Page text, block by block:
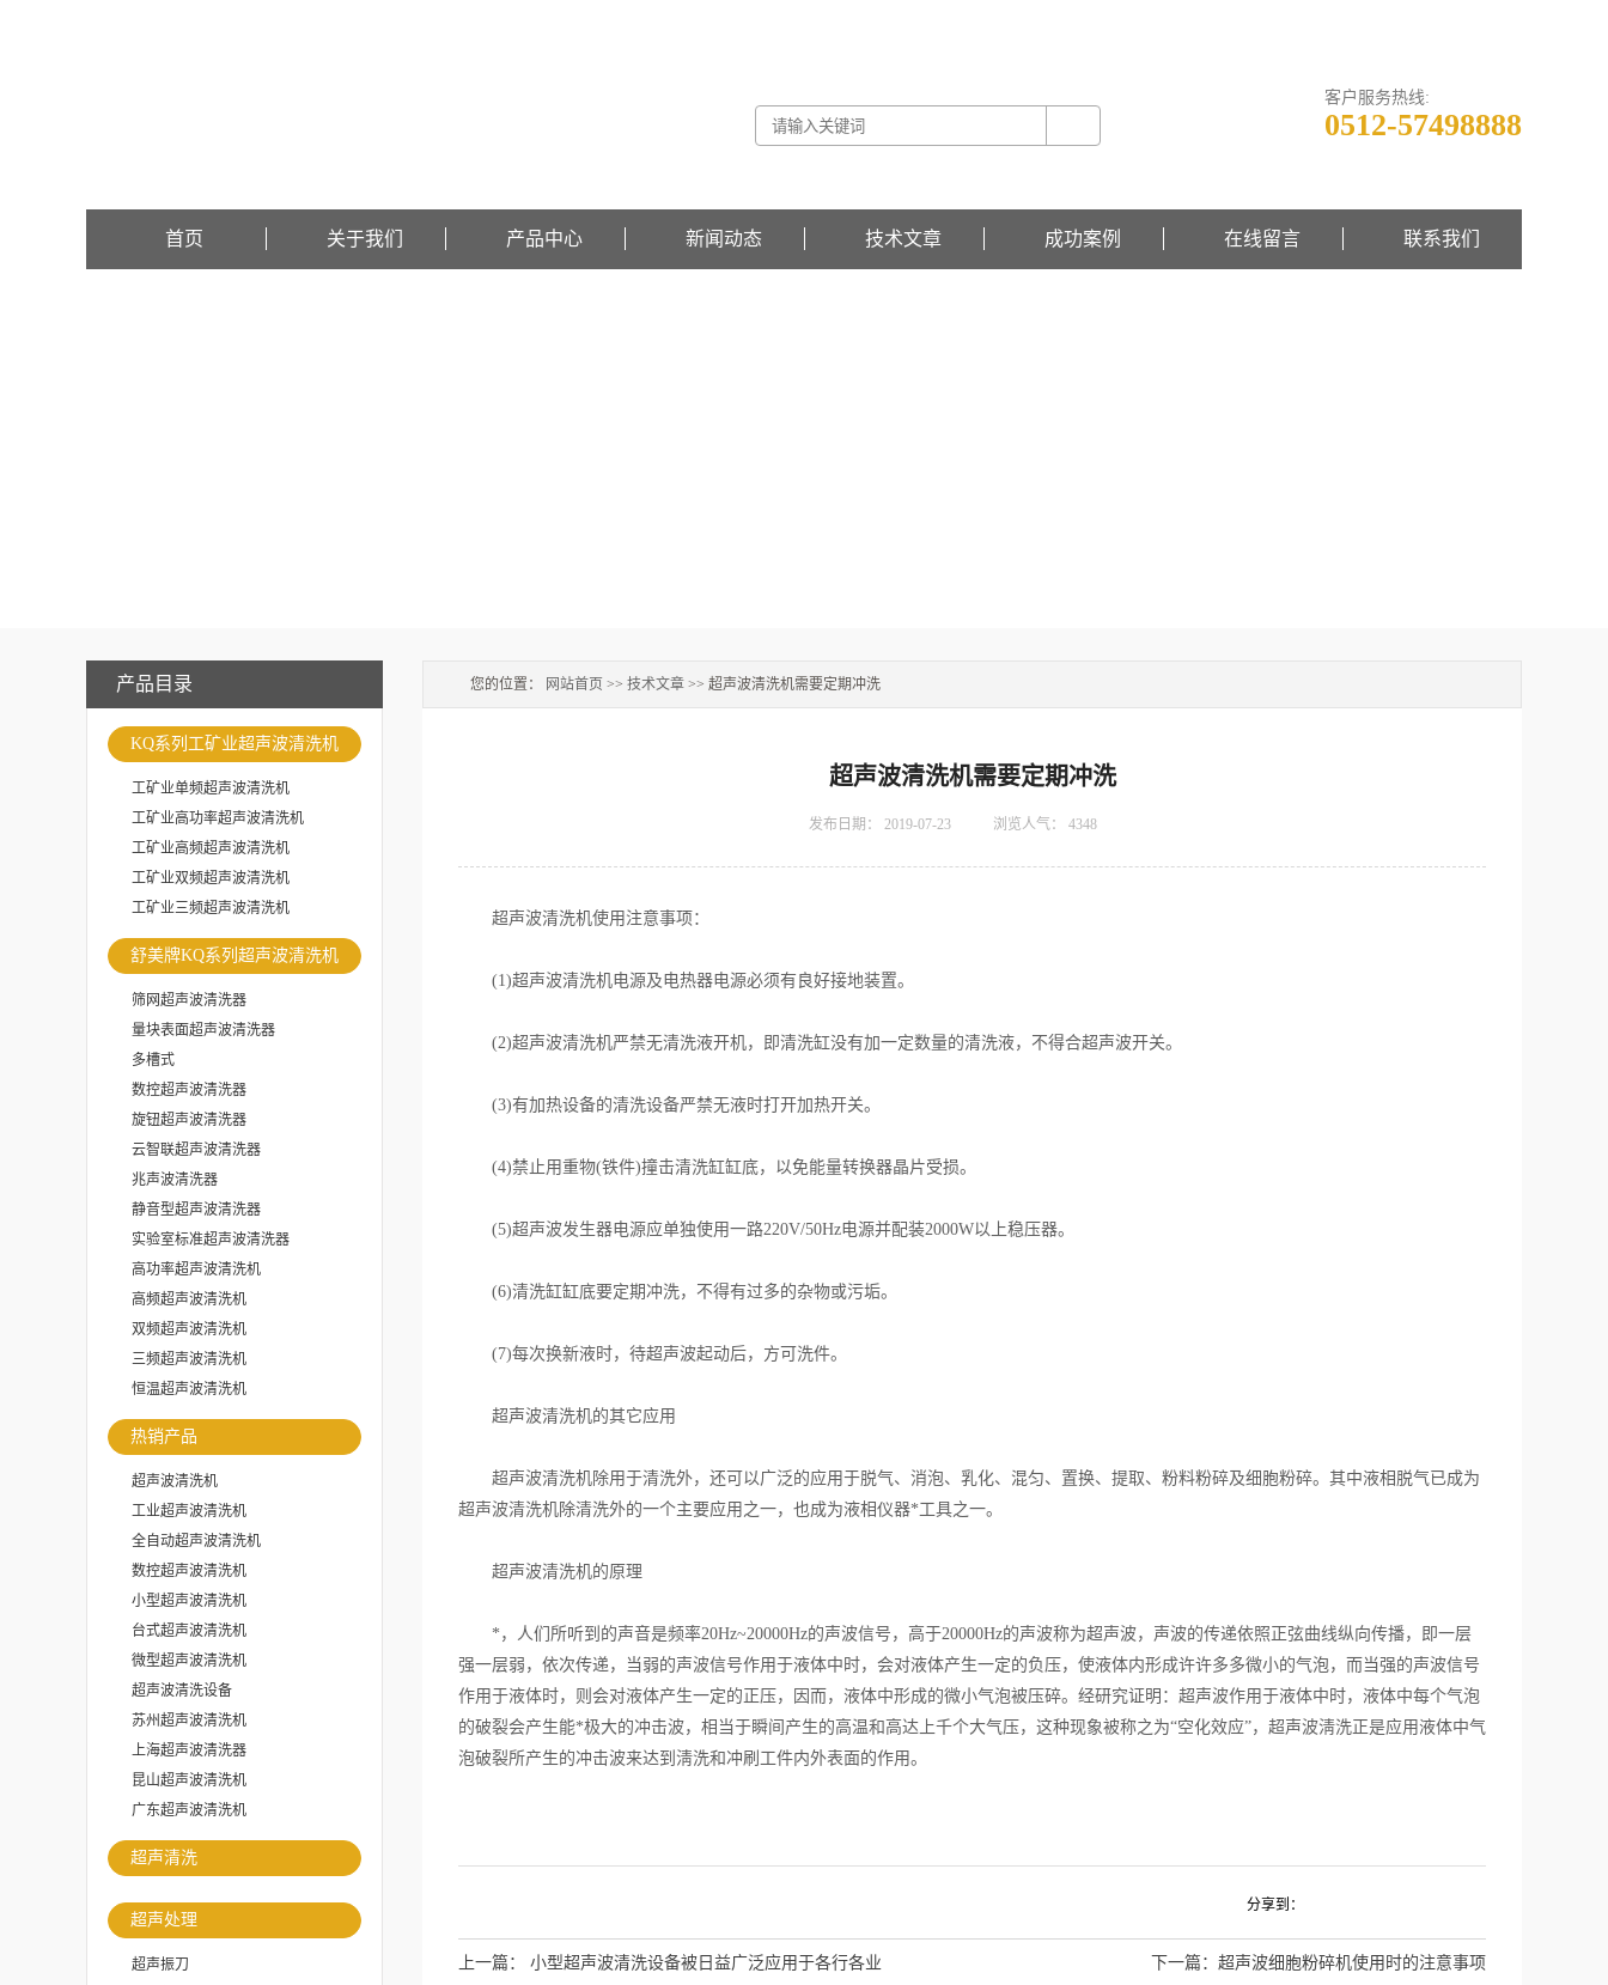
客户服务热线:
0512-57498888
首页 关于我们 产品中心 新闻动态 技术文章 成功案例 在线留言 联系我们
产品目录
KQ系列工矿业超声波清洗机
工矿业单频超声波清洗机
工矿业高功率超声波清洗机
工矿业高频超声波清洗机
工矿业双频超声波清洗机
工矿业三频超声波清洗机
舒美牌KQ系列超声波清洗机
筛网超声波清洗器
量块表面超声波清洗器
多槽式
数控超声波清洗器
旋钮超声波清洗器
云智联超声波清洗器
兆声波清洗器
静音型超声波清洗器
实验室标准超声波清洗器
高功率超声波清洗机
高频超声波清洗机
双频超声波清洗机
三频超声波清洗机
恒温超声波清洗机
热销产品
超声波清洗机
工业超声波清洗机
全自动超声波清洗机
数控超声波清洗机
小型超声波清洗机
台式超声波清洗机
微型超声波清洗机
超声波清洗设备
苏州超声波清洗机
上海超声波清洗器
昆山超声波清洗机
广东超声波清洗机
超声清洗
超声处理
超声振刀
您的位置： 网站首页 >> 技术文章 >> 超声波清洗机需要定期冲洗
超声波清洗机需要定期冲洗
发布日期： 2019-07-23 浏览人气： 4348
超声波清洗机使用注意事项：
(1)超声波清洗机电源及电热器电源必须有良好接地装置。
(2)超声波清洗机严禁无清洗液开机，即清洗缸没有加一定数量的清洗液，不得合超声波开关。
(3)有加热设备的清洗设备严禁无液时打开加热开关。
(4)禁止用重物(铁件)撞击清洗缸缸底，以免能量转换器晶片受损。
(5)超声波发生器电源应单独使用一路220V/50Hz电源并配装2000W以上稳压器。
(6)清洗缸缸底要定期冲洗，不得有过多的杂物或污垢。
(7)每次换新液时，待超声波起动后，方可洗件。
超声波清洗机的其它应用
超声波清洗机除用于清洗外，还可以广泛的应用于脱气、消泡、乳化、混匀、置换、提取、粉料粉碎及细胞粉碎。其中液相脱气已成为
超声波清洗机除清洗外的一个主要应用之一，也成为液相仪器*工具之一。
超声波清洗机的原理
*，人们所听到的声音是频率20Hz~20000Hz的声波信号，高于20000Hz的声波称为超声波，声波的传递依照正弦曲线纵向传播，即一层
强一层弱，依次传递，当弱的声波信号作用于液体中时，会对液体产生一定的负压，使液体内形成许许多多微小的气泡，而当强的声波信号
作用于液体时，则会对液体产生一定的正压，因而，液体中形成的微小气泡被压碎。经研究证明：超声波作用于液体中时，液体中每个气泡
的破裂会产生能*极大的冲击波，相当于瞬间产生的高温和高达上千个大气压，这种现象被称之为“空化效应”，超声波淸洗正是应用液体中气
泡破裂所产生的冲击波来达到淸洗和冲刷工件内外表面的作用。
分享到：
上一篇： 小型超声波清洗设备被日益广泛应用于各行各业 下一篇： 超声波细胞粉碎机使用时的注意事项